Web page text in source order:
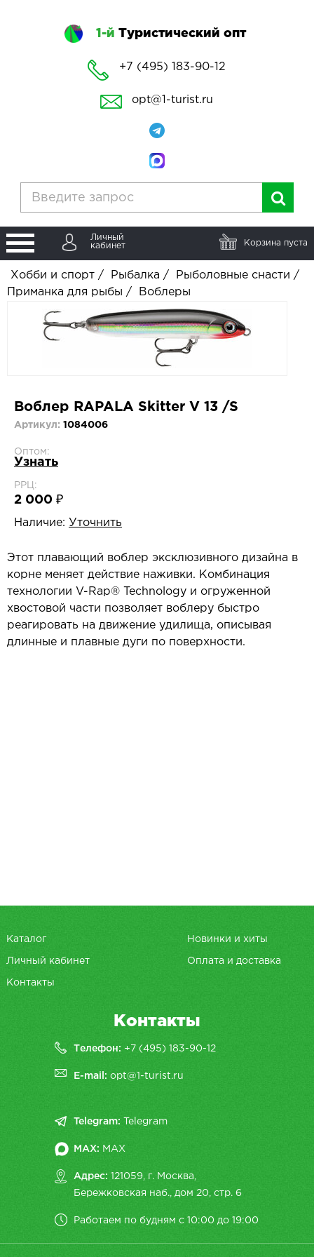
1-й Туристический опт
+7 (495) 183-90-12
opt@1-turist.ru
Личный
кабинет
Корзина пуста
Хобби и спорт / Рыбалка / Рыболовные снасти /
Приманка для рыбы / Воблеры
Воблер RAPALA Skitter V 13 /S
Артикул: 1084006
Оптом:
Узнать
РРЦ:
2 000 ₽
Наличие: Уточнить
Этот плавающий воблер эксклюзивного дизайна в
корне меняет действие наживки. Комбинация
технологии V-Rap® Technology и огруженной
хвостовой части позволяет воблеру быстро
реагировать на движение удилища, описывая
длинные и плавные дуги по поверхности.
Каталог Новинки и хиты
Личный кабинет Оплата и доставка
Контакты
Контакты
Телефон: +7 (495) 183-90-12
E-mail:opt@1-turist.ru
Telegram: Telegram
MAX: MAX
Адрес: 121059, г. Москва,
Бережковская наб., дом 20, cтр. 6
Работаем по будням с 10:00 до 19:00